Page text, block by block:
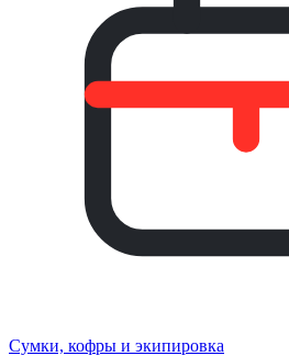
Сумки, кофры и экипировка